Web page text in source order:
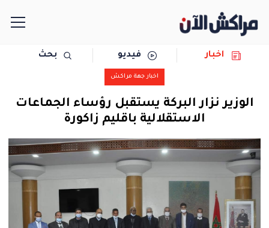
مجتمع
رياضة
دولية
اخبار فيديو بحث
اخبار جهة مراكش
الوزير نزار البركة يستقبل رؤساء الجماعات
الاستقلالية باقليم زاكورة